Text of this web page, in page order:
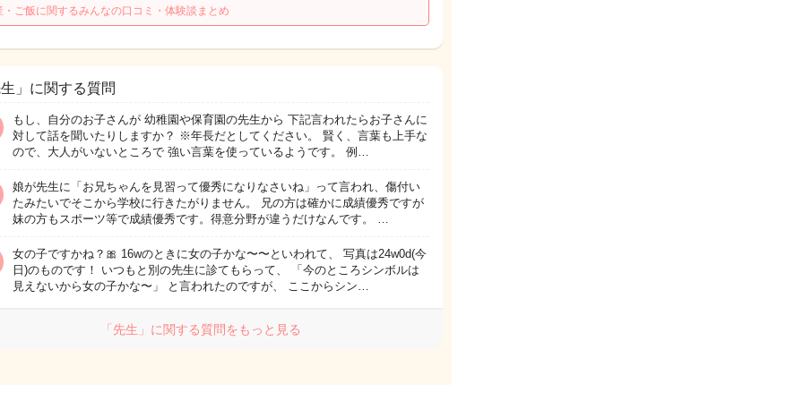
・ご飯に関するみんなの口コミ・体験談まとめ
」に関する質問
もし、自分のお子さんが 幼稚園や保育園の先生から 下記言われたらお子さんに
対して話を聞いたりしますか？ ※年長だとしてください。 賢く、言葉も上手な
ので、大人がいないところで 強い言葉を使っているようです。 例…
娘が先生に「お兄ちゃんを見習って優秀になりなさいね」って言われ、傷付い
たみたいでそこから学校に行きたがりません。 兄の方は確かに成績優秀ですが
妹の方もスポーツ等で成績優秀です。得意分野が違うだけなんです。 …
女の子ですかね？🎀 16wのときに女の子かな〜〜といわれて、 写真は24w0d(今
日)のものです！ いつもと別の先生に診てもらって、 「今のところシンボルは
見えないから女の子かな〜」 と言われたのですが、 ここからシン…
「先生」に関する質問をもっと見る